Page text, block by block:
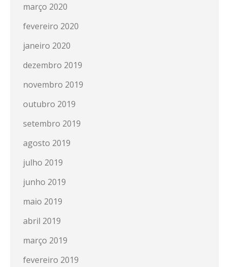
março 2020
fevereiro 2020
janeiro 2020
dezembro 2019
novembro 2019
outubro 2019
setembro 2019
agosto 2019
julho 2019
junho 2019
maio 2019
abril 2019
março 2019
fevereiro 2019